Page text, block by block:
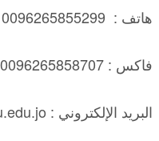
هاتف : 0096265855299 - 0096265855771
فاكس : 0096265858707
البريد الإلكتروني : dr.yacoub@meu.edu.jo